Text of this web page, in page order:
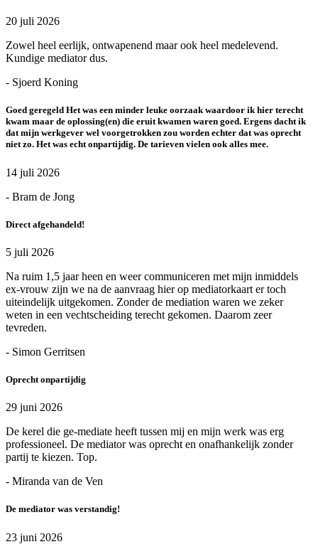
20 juli 2026
Zowel heel eerlijk, ontwapenend maar ook heel medelevend.
Kundige mediator dus.
- Sjoerd Koning
Goed geregeld Het was een minder leuke oorzaak waardoor ik hier terecht
kwam maar de oplossing(en) die eruit kwamen waren goed. Ergens dacht ik
dat mijn werkgever wel voorgetrokken zou worden echter dat was oprecht
niet zo. Het was echt onpartijdig. De tarieven vielen ook alles mee.
14 juli 2026
- Bram de Jong
Direct afgehandeld!
5 juli 2026
Na ruim 1,5 jaar heen en weer communiceren met mijn inmiddels
ex-vrouw zijn we na de aanvraag hier op mediatorkaart er toch
uiteindelijk uitgekomen. Zonder de mediation waren we zeker
weten in een vechtscheiding terecht gekomen. Daarom zeer
tevreden.
- Simon Gerritsen
Oprecht onpartijdig
29 juni 2026
De kerel die ge-mediate heeft tussen mij en mijn werk was erg
professioneel. De mediator was oprecht en onafhankelijk zonder
partij te kiezen. Top.
- Miranda van de Ven
De mediator was verstandig!
23 juni 2026